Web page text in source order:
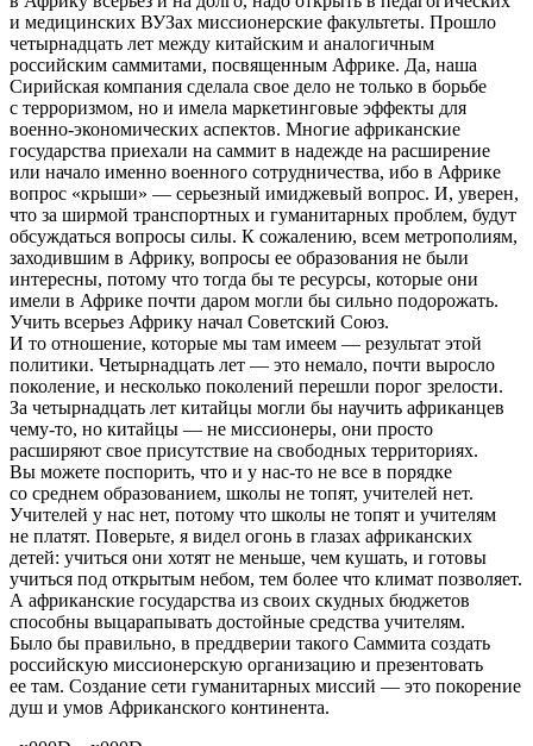
и медицинских ВУЗах миссионерские факультеты. Прошло
четырнадцать лет между китайским и аналогичным
российским саммитами, посвященным Африке. Да, наша
Сирийская компания сделала свое дело не только в борьбе
с терроризмом, но и имела маркетинговые эффекты для
военно-экономических аспектов. Многие африканские
государства приехали на саммит в надежде на расширение
или начало именно военного сотрудничества, ибо в Африке
вопрос «крыши» — серьезный имиджевый вопрос. И, уверен,
что за ширмой транспортных и гуманитарных проблем, будут
обсуждаться вопросы силы. К сожалению, всем метрополиям,
заходившим в Африку, вопросы ее образования не были
интересны, потому что тогда бы те ресурсы, которые они
имели в Африке почти даром могли бы сильно подорожать.
Учить всерьез Африку начал Советский Союз.
И то отношение, которые мы там имеем — результат этой
политики. Четырнадцать лет — это немало, почти выросло
поколение, и несколько поколений перешли порог зрелости.
За четырнадцать лет китайцы могли бы научить африканцев
чему-то, но китайцы — не миссионеры, они просто
расширяют свое присутствие на свободных территориях.
Вы можете поспорить, что и у нас-то не все в порядке
со среднем образованием, школы не топят, учителей нет.
Учителей у нас нет, потому что школы не топят и учителям
не платят. Поверьте, я видел огонь в глазах африканских
детей: учиться они хотят не меньше, чем кушать, и готовы
учиться под открытым небом, тем более что климат позволяет.
А африканские государства из своих скудных бюджетов
способны выцарапывать достойные средства учителям.
Было бы правильно, в преддверии такого Саммита создать
российскую миссионерскую организацию и презентовать
ее там. Создание сети гуманитарных миссий — это покорение
душ и умов Африканского континента.